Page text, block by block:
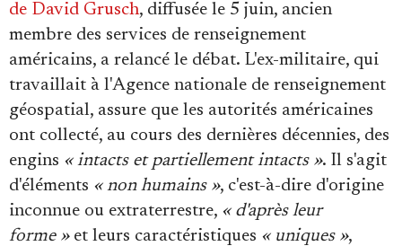
de David Grusch, diffusée le 5 juin, ancien
membre des services de renseignement
américains, a relancé le débat. L'ex-militaire, qui
travaillait à l'Agence nationale de renseignement
géospatial, assure que les autorités américaines
ont collecté, au cours des dernières décennies, des
engins « intacts et partiellement intacts ». Il s'agit
d'éléments « non humains », c'est-à-dire d'origine
inconnue ou extraterrestre, « d'après leur
forme » et leurs caractéristiques « uniques »,